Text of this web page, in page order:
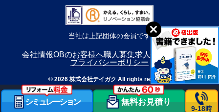
当社は上記団体の会員です
会社情報OBのお客様へ職人募集求人情報
利用規約
プライバシーポリシー
© 2026 株式会社テイガク All rights reserved.
シミュレーション 無料お見積り
9-18時